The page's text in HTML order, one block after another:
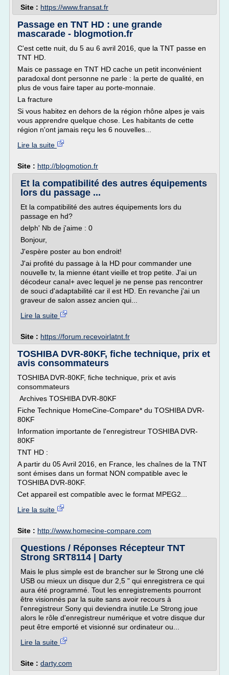
Site : https://www.fransat.fr
Passage en TNT HD : une grande
mascarade - blogmotion.fr
C'est cette nuit, du 5 au 6 avril 2016, que la TNT passe en
TNT HD.
Mais ce passage en TNT HD cache un petit inconvénient
paradoxal dont personne ne parle : la perte de qualité, en
plus de vous faire taper au porte-monnaie.
La fracture
Si vous habitez en dehors de la région rhône alpes je vais
vous apprendre quelque chose. Les habitants de cette
région n'ont jamais reçu les 6 nouvelles...
Lire la suite
Site : http://blogmotion.fr
Et la compatibilité des autres équipements
lors du passage ...
Et la compatibilité des autres équipements lors du
passage en hd?
delph' Nb de j'aime : 0
Bonjour,
J'espère poster au bon endroit!
J'ai profité du passage à la HD pour commander une
nouvelle tv, la mienne étant vieille et trop petite. J'ai un
décodeur canal+ avec lequel je ne pense pas rencontrer
de souci d'adaptabilité car il est HD. En revanche j'ai un
graveur de salon assez ancien qui...
Lire la suite
Site : https://forum.recevoirlatnt.fr
TOSHIBA DVR-80KF, fiche technique, prix et
avis consommateurs
TOSHIBA DVR-80KF, fiche technique, prix et avis
consommateurs
Archives TOSHIBA DVR-80KF
Fiche Technique HomeCine-Compare* du TOSHIBA DVR-
80KF
Information importante de l'enregistreur TOSHIBA DVR-
80KF
TNT HD :
A partir du 05 Avril 2016, en France, les chaînes de la TNT
sont émises dans un format NON compatible avec le
TOSHIBA DVR-80KF.
Cet appareil est compatible avec le format MPEG2...
Lire la suite
Site : http://www.homecine-compare.com
Questions / Réponses Récepteur TNT
Strong SRT8114 | Darty
Mais le plus simple est de brancher sur le Strong une clé
USB ou mieux un disque dur 2,5 " qui enregistrera ce qui
aura été programmé. Tout les enregistrements pourront
être visionnés par la suite sans avoir recours à
l'enregistreur Sony qui deviendra inutile.Le Strong joue
alors le rôle d'enregistreur numérique et votre disque dur
peut être emporté et visionné sur ordinateur ou...
Lire la suite
Site : darty.com